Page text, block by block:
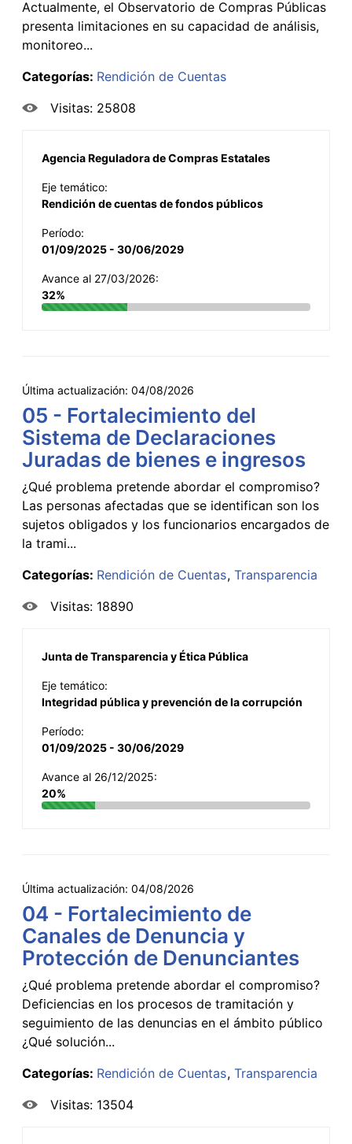
Actualmente, el Observatorio de Compras Públicas
presenta limitaciones en su capacidad de análisis,
monitoreo...
Categorías: Rendición de Cuentas
Visitas: 25808
Agencia Reguladora de Compras Estatales
Eje temático:
Rendición de cuentas de fondos públicos
Período:
01/09/2025 - 30/06/2029
Avance al 27/03/2026:
32%
Última actualización: 04/08/2026
05 - Fortalecimiento del
Sistema de Declaraciones
Juradas de bienes e ingresos
¿Qué problema pretende abordar el compromiso?
Las personas afectadas que se identifican son los
sujetos obligados y los funcionarios encargados de
la trami...
Categorías: Rendición de Cuentas Transparencia
Visitas: 18890
Junta de Transparencia y Ética Pública
Eje temático:
Integridad pública y prevención de la corrupción
Período:
01/09/2025 - 30/06/2029
Avance al 26/12/2025:
20%
Última actualización: 04/08/2026
04 - Fortalecimiento de
Canales de Denuncia y
Protección de Denunciantes
¿Qué problema pretende abordar el compromiso?
Deficiencias en los procesos de tramitación y
seguimiento de las denuncias en el ámbito público
¿Qué solución...
Categorías: Rendición de Cuentas Transparencia
Visitas: 13504